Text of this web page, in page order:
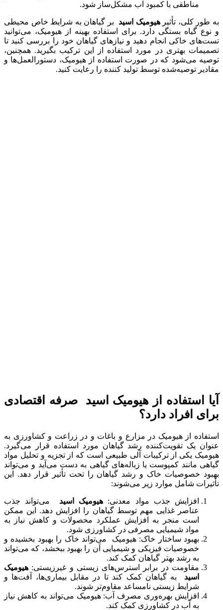
مناطقی با کمبود آب مشکل‌ساز شود.
به طور کلی، تأثیرهیومیک اسید بر گیاهان به شرایط خاص محیطی
و نوع گیاه بستگی دارد. برای استفاده بهینه از هیومیک، می‌توانید
تست‌های خاکی انجام دهید و نیازهای گیاهان خود را بررسی کنید تا
تصمیمات بهتری در مورد استفاده از این ترکیب بگیرید. همچنین،
توصیه می‌شود که در صورت استفاده از هیومیک، دستورالعمل‌ها و
مقادیر توصیه‌شده توسط تولید کننده را رعایت کنید.
آیا استفاده از هیومیک اسید صرفه اقتصادی
برای افراد دارد؟
استفاده از هیومیک در مزارع و باغات و در زراعت و کشاورزی به
عنوان یک تقویت‌کننده رشد گیاهان مورد استفاده قرار می‌گیرد.
هیومیک یکی از ترکیبات آلی طبیعی است که از تجزیه و تحلیل مواد
گیاهی مانند کمپوست یا زباله‌های گیاهی به دست می‌آید و می‌تواند
بهبود خصوصیات خاک و رشد گیاهان را تحت تأثیر قرار دهد. این
تأثیرات شامل موارد زیر می‌شوند:
افزایش جذب مواد معدنی: هیومیک اسید می‌تواند جذب
عناصر غذایی مهم توسط گیاهان را افزایش دهد. این ممکن
است منجر به افزایش عملکرد محصولات و کاهش نیاز به
مواد شیمیایی مصرفی در کشاورزی شود.
بهبود ساختار خاک: هیومیک می‌تواند خاک را بهبود بخشیده و
خصوصیات فیزیکی و شیمیایی آن را بهبود ببخشد، که می‌تواند
به رشد بهتر گیاهان کمک کند.
مقاومت در برابر استرس‌های زیستی و غیرزیستی: هیومیک
اسید به گیاهان کمک کند تا در مقابل بیماری‌ها، آفت‌ها و
شرایط زیستی نامساعد مقاوم‌تر شوند.
افزایش بهره‌وری مصرف آب: هیومیک می‌تواند به کاهش نیاز
به آب در کشاورزی کمک کند.